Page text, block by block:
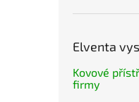
Elventa
Kovové
firmy